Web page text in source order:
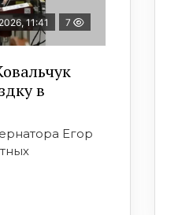
11:41 7
в
Егор